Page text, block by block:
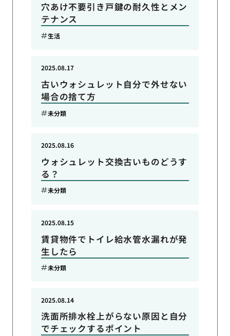
穴あけ不要引き戸鍵の耐久性とメン
テナンス
生活
古いウォシュレット自分で外せない
場合の捨て方
2025.08.17
未分類
ウォシュレット交換古いものどうす
る？
2025.08.16
未分類
賃貸物件でトイレ給水管水漏れが発
生したら
2025.08.15
未分類
洗面所排水栓上がらない原因と自分
でチェックするポイント
2025.08.14